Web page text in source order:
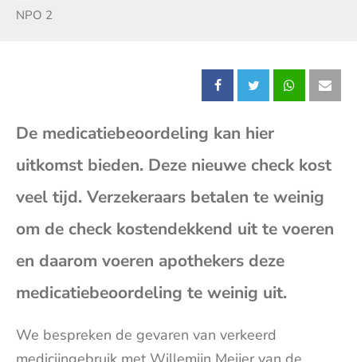
Zender:
NPO 2
Deel
dit
bericht
op
Facebook
Deel
dit
bericht
op
X
Deel
bericht
op op
De medicatiebeoordeling kan hier
uitkomst bieden. Deze nieuwe check kost
veel tijd. Verzekeraars betalen te weinig
om de check kostendekkend uit te voeren
en daarom voeren apothekers deze
medicatiebeoordeling te weinig uit.
We bespreken de gevaren van verkeerd